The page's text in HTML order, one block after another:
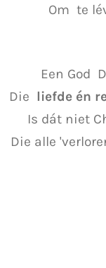
Om te
Een God
Die liefde én
Is dát niet
Die alle